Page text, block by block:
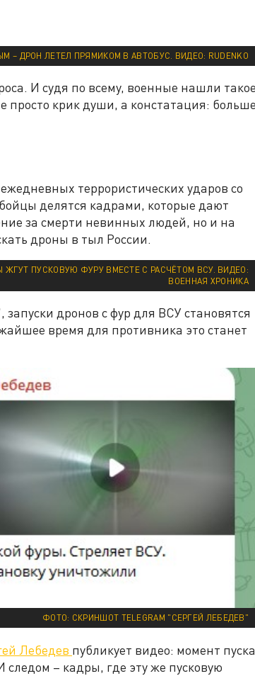
– ДРОН ЛЕТЕЛ ПРЯМИКОМ В АВТОБУС. ВИДЕО: RUDENKO
И судя по всему, военные нашли такое
просто крик души, а констатация: больше
террористических ударов со
делятся кадрами, которые дают
за смерти невинных людей, но и на
дроны в тыл России.
ПУСКОВУЮ ФУРУ ВМЕСТЕ С РАСЧЁТОМ ВСУ. ВИДЕО:
ВОЕННАЯ ХРОНИКА
дронов с фур для ВСУ становятся
время для противника это станет
ФОТО: СКРИНШОТ TELEGRAM "СЕРГЕЙ ЛЕБЕДЕВ"
Лебедев публикует видео: момент пуска
– кадры, где эту же пусковую